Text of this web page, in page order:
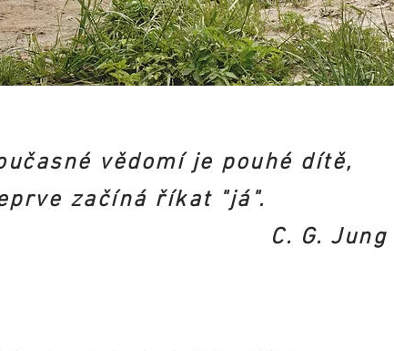
vědomí je pouhé dítě,
začíná říkat "já".
C. G. Jung